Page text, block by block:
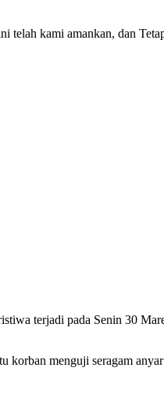
kami amankan, dan
terjadi pada Senin 30
korban menguji seragam